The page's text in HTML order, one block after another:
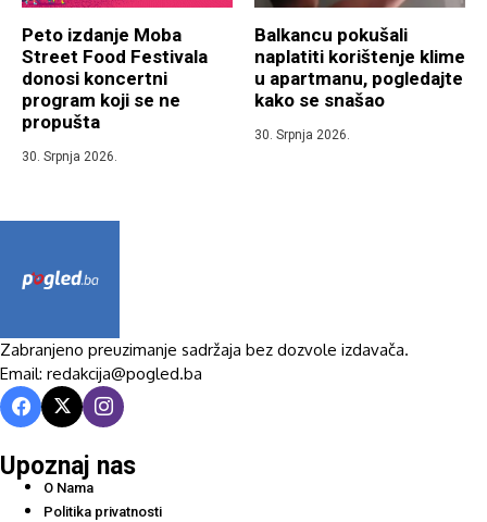
Peto izdanje Moba
Street Food Festivala
donosi koncertni
program koji se ne
propušta
30. Srpnja 2026.
Balkancu pokušali
naplatiti korištenje klime
u apartmanu, pogledajte
kako se snašao
30. Srpnja 2026.
Zabranjeno preuzimanje sadržaja bez dozvole izdavača.
Email: redakcija@pogled.ba
Upoznaj nas
O Nama
Politika privatnosti